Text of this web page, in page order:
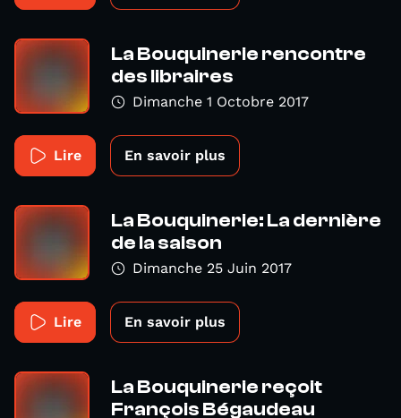
La Bouquinerie rencontre
des libraires
Dimanche 1 Octobre 2017
Lire En savoir plus
La Bouquinerie: La dernière
de la saison
Dimanche 25 Juin 2017
Lire En savoir plus
La Bouquinerie reçoit
François Bégaudeau